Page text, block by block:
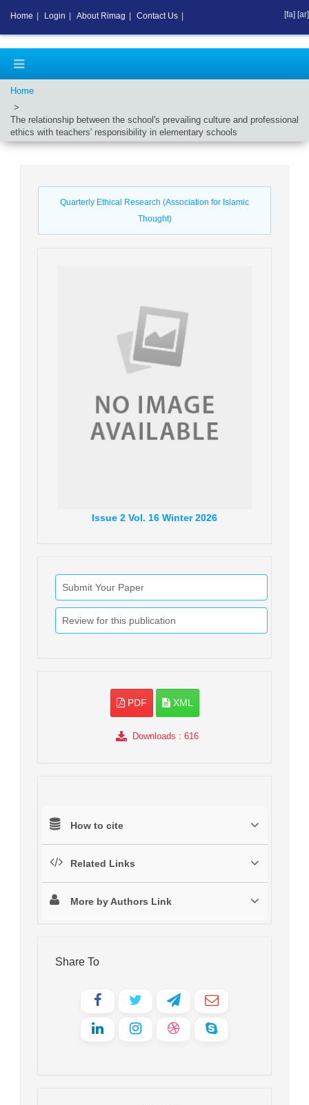
Home
The relationship between the school's prevailing culture and professional
ethics with teachers' responsibility in elementary schools
Quarterly Ethical Research (Association for Islamic
Thought)
Issue 2 Vol. 16 Winter 2026
Submit Your Paper
Review for this publication
PDF XML
Downloads : 616
How to cite
Related Links
More by Authors Link
Share To
Home Login About Rimag Contact Us [fa] [ar]